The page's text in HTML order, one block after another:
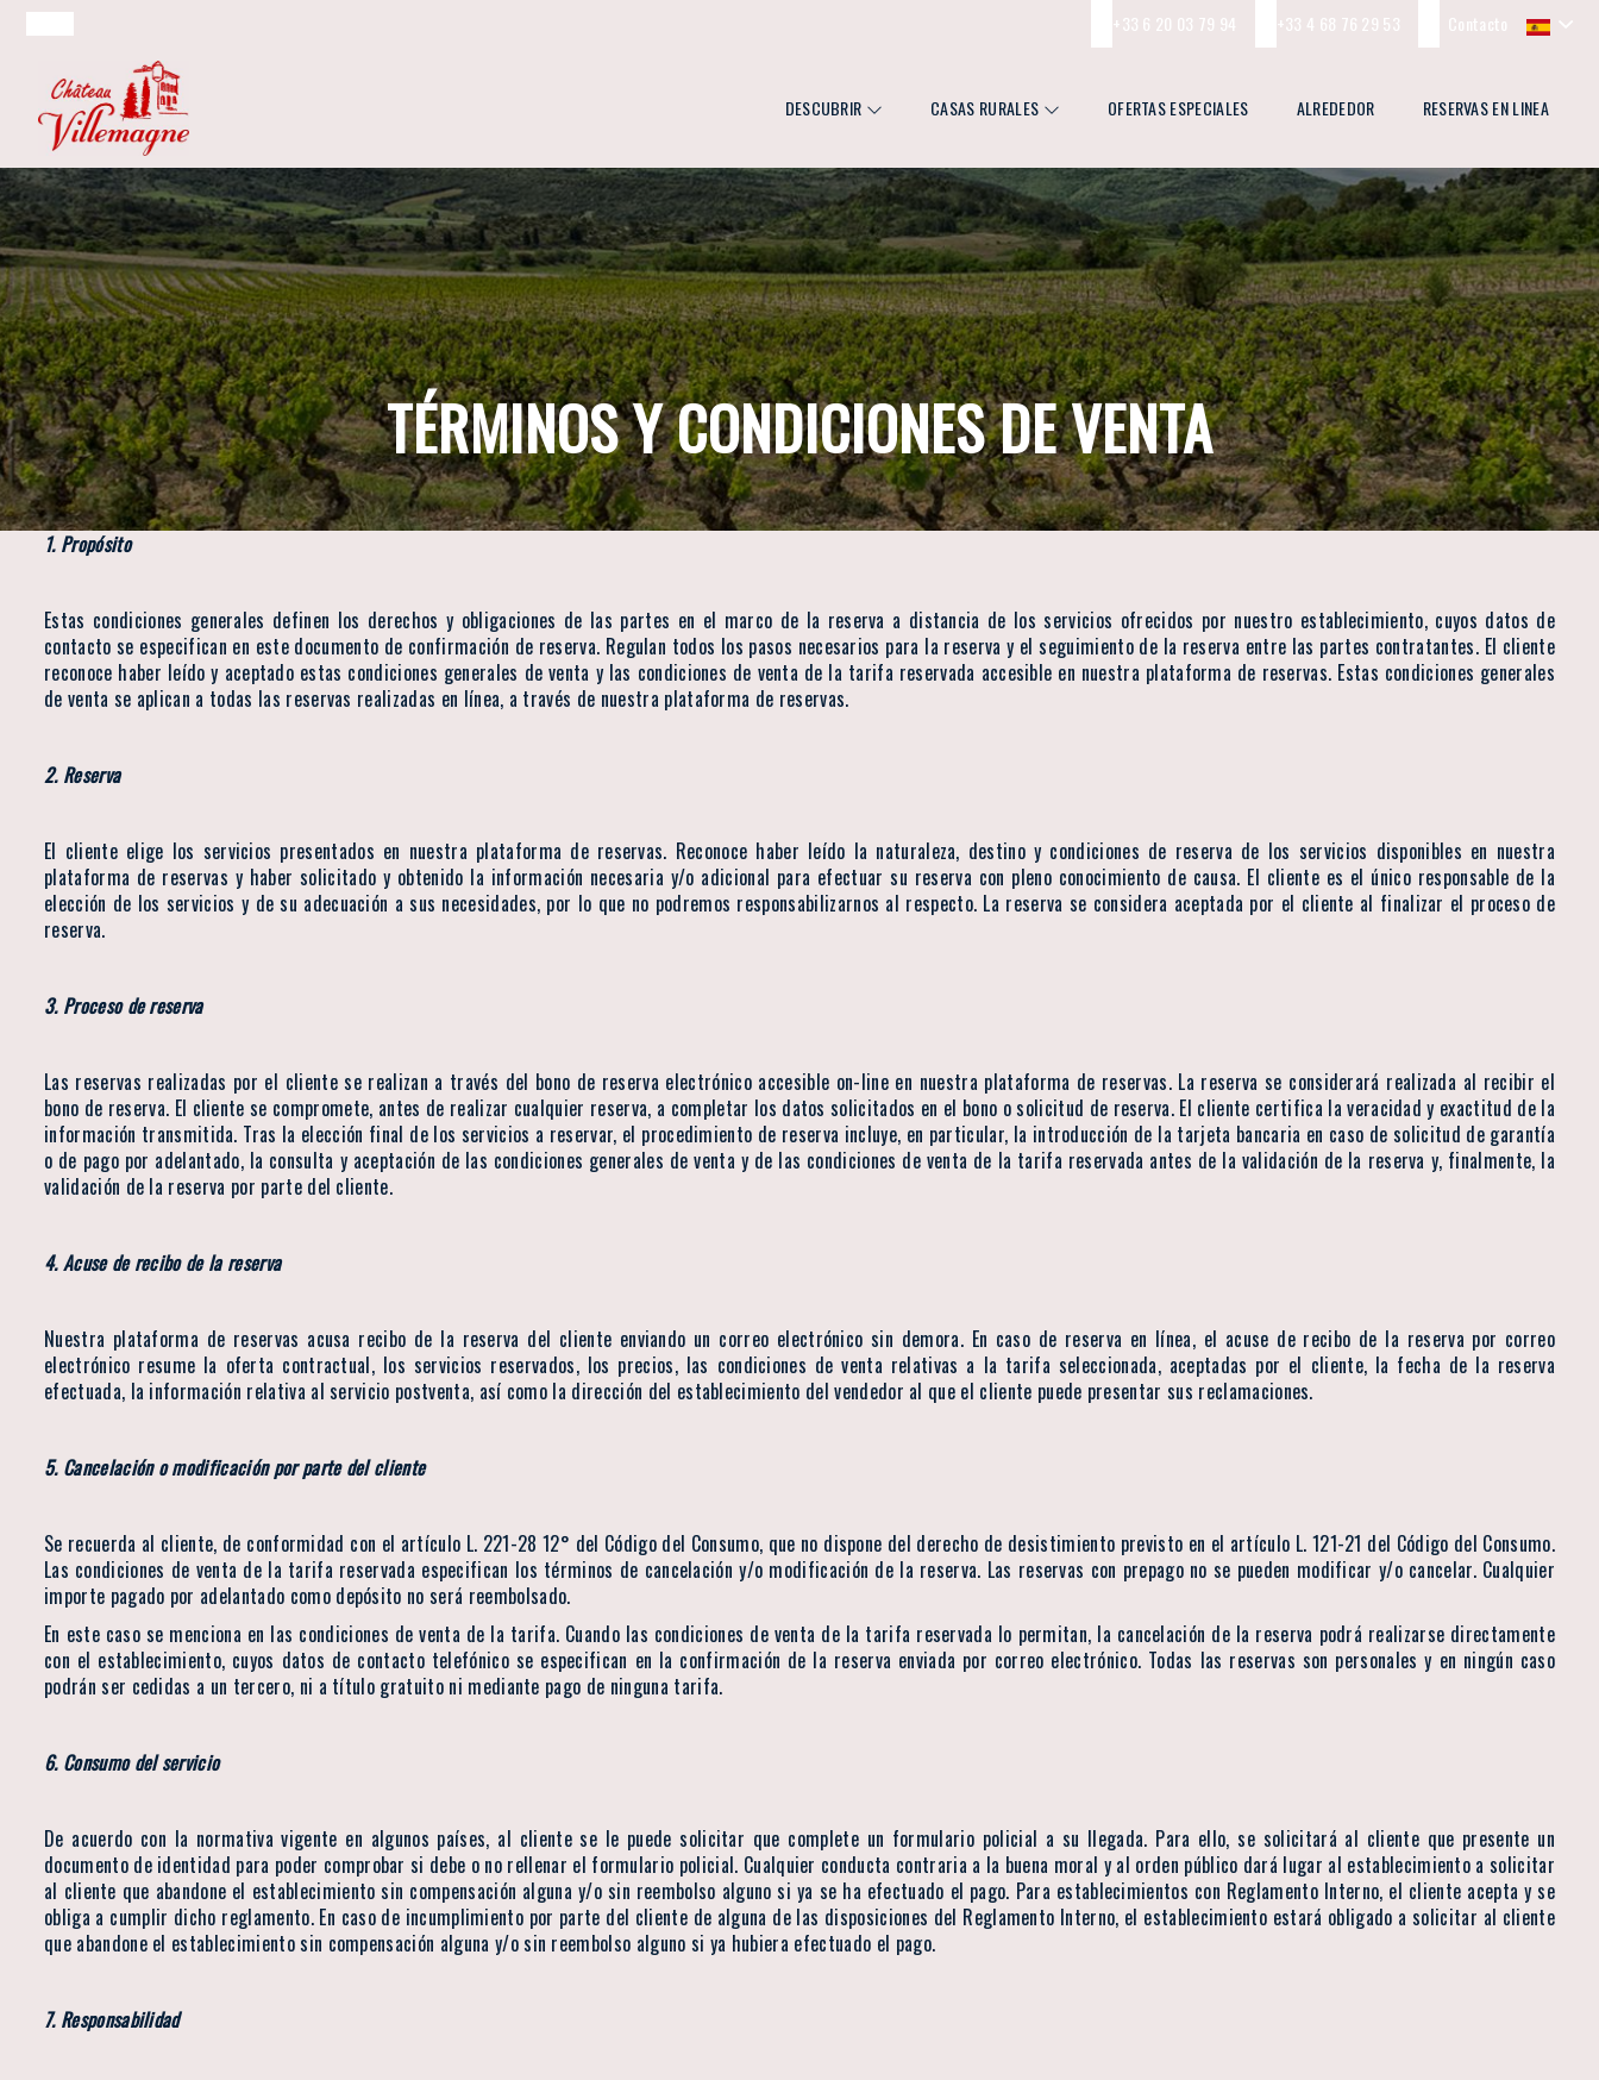
Contacto
+33 4 68 76 29 53
+33 6 20 03 79 94
DESCUBRIR CASAS RURALES OFERTAS ESPECIALES ALREDEDOR RESERVAS EN LINEA
TÉRMINOS Y CONDICIONES DE VENTA
1. Propósito
Estas condiciones generales definen los derechos y obligaciones de las partes en el marco de la reserva a distancia de los servicios ofrecidos por nuestro establecimiento, cuyos datos de
contacto se especifican en este documento de confirmación de reserva. Regulan todos los pasos necesarios para la reserva y el seguimiento de la reserva entre las partes contratantes. El cliente
reconoce haber leído y aceptado estas condiciones generales de venta y las condiciones de venta de la tarifa reservada accesible en nuestra plataforma de reservas. Estas condiciones generales
de venta se aplican a todas las reservas realizadas en línea, a través de nuestra plataforma de reservas.
2. Reserva
El cliente elige los servicios presentados en nuestra plataforma de reservas. Reconoce haber leído la naturaleza, destino y condiciones de reserva de los servicios disponibles en nuestra
plataforma de reservas y haber solicitado y obtenido la información necesaria y/o adicional para efectuar su reserva con pleno conocimiento de causa. El cliente es el único responsable de la
elección de los servicios y de su adecuación a sus necesidades, por lo que no podremos responsabilizarnos al respecto. La reserva se considera aceptada por el cliente al finalizar el proceso de
reserva.
3. Proceso de reserva
Las reservas realizadas por el cliente se realizan a través del bono de reserva electrónico accesible on-line en nuestra plataforma de reservas. La reserva se considerará realizada al recibir el
bono de reserva. El cliente se compromete, antes de realizar cualquier reserva, a completar los datos solicitados en el bono o solicitud de reserva. El cliente certifica la veracidad y exactitud de la
información transmitida. Tras la elección final de los servicios a reservar, el procedimiento de reserva incluye, en particular, la introducción de la tarjeta bancaria en caso de solicitud de garantía
o de pago por adelantado, la consulta y aceptación de las condiciones generales de venta y de las condiciones de venta de la tarifa reservada antes de la validación de la reserva y, finalmente, la
validación de la reserva por parte del cliente.
4. Acuse de recibo de la reserva
Nuestra plataforma de reservas acusa recibo de la reserva del cliente enviando un correo electrónico sin demora. En caso de reserva en línea, el acuse de recibo de la reserva por correo
electrónico resume la oferta contractual, los servicios reservados, los precios, las condiciones de venta relativas a la tarifa seleccionada, aceptadas por el cliente, la fecha de la reserva
efectuada, la información relativa al servicio postventa, así como la dirección del establecimiento del vendedor al que el cliente puede presentar sus reclamaciones.
5. Cancelación o modificación por parte del cliente
Se recuerda al cliente, de conformidad con el artículo L. 221-28 12° del Código del Consumo, que no dispone del derecho de desistimiento previsto en el artículo L. 121-21 del Código del Consumo.
Las condiciones de venta de la tarifa reservada especifican los términos de cancelación y/o modificación de la reserva. Las reservas con prepago no se pueden modificar y/o cancelar. Cualquier
importe pagado por adelantado como depósito no será reembolsado.
En este caso se menciona en las condiciones de venta de la tarifa. Cuando las condiciones de venta de la tarifa reservada lo permitan, la cancelación de la reserva podrá realizarse directamente
con el establecimiento, cuyos datos de contacto telefónico se especifican en la confirmación de la reserva enviada por correo electrónico. Todas las reservas son personales y en ningún caso
podrán ser cedidas a un tercero, ni a título gratuito ni mediante pago de ninguna tarifa.
6. Consumo del servicio
De acuerdo con la normativa vigente en algunos países, al cliente se le puede solicitar que complete un formulario policial a su llegada. Para ello, se solicitará al cliente que presente un
documento de identidad para poder comprobar si debe o no rellenar el formulario policial. Cualquier conducta contraria a la buena moral y al orden público dará lugar al establecimiento a solicitar
al cliente que abandone el establecimiento sin compensación alguna y/o sin reembolso alguno si ya se ha efectuado el pago. Para establecimientos con Reglamento Interno, el cliente acepta y se
obliga a cumplir dicho reglamento. En caso de incumplimiento por parte del cliente de alguna de las disposiciones del Reglamento Interno, el establecimiento estará obligado a solicitar al cliente
que abandone el establecimiento sin compensación alguna y/o sin reembolso alguno si ya hubiera efectuado el pago.
7. Responsabilidad